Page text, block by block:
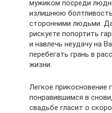
мужиком посреди
излишнюю
сторонними людьми.
рискуете попортить
и навлечь неудачу на
перебегать грань в
жизни.
Легкое прикосновение
понравившимся в
свадьбе гласит о